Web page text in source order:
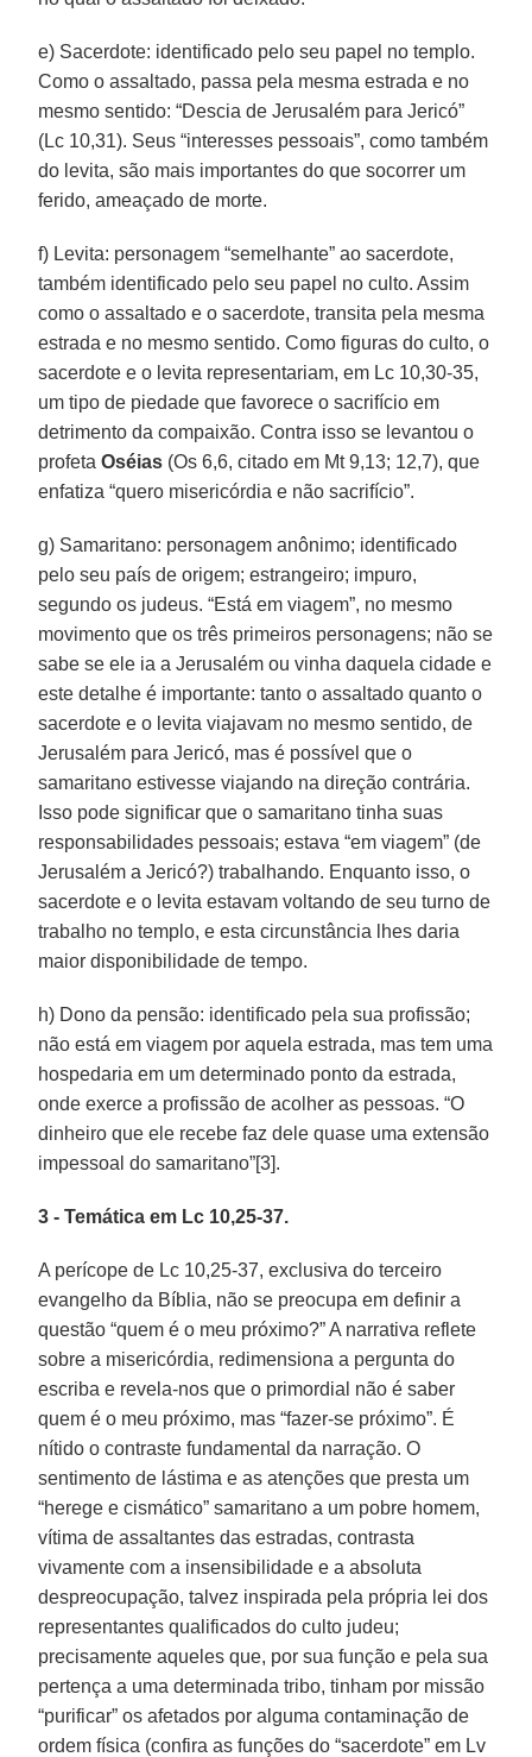
e) Sacerdote: identificado pelo seu papel no templo.
Como o assaltado, passa pela mesma estrada e no
mesmo sentido: “Descia de Jerusalém para Jericó”
(Lc 10,31). Seus “interesses pessoais”, como também
do levita, são mais importantes do que socorrer um
ferido, ameaçado de morte.
f) Levita: personagem “semelhante” ao sacerdote,
também identificado pelo seu papel no culto. Assim
como o assaltado e o sacerdote, transita pela mesma
estrada e no mesmo sentido. Como figuras do culto, o
sacerdote e o levita representariam, em Lc 10,30-35,
um tipo de piedade que favorece o sacrifício em
detrimento da compaixão. Contra isso se levantou o
profetaOséias (Os 6,6, citado em Mt 9,13; 12,7), que
enfatiza “quero misericórdia e não sacrifício”.
g) Samaritano: personagem anônimo; identificado
pelo seu país de origem; estrangeiro; impuro,
segundo os judeus. “Está em viagem”, no mesmo
movimento que os três primeiros personagens; não se
sabe se ele ia a Jerusalém ou vinha daquela cidade e
este detalhe é importante: tanto o assaltado quanto o
sacerdote e o levita viajavam no mesmo sentido, de
Jerusalém para Jericó, mas é possível que o
samaritano estivesse viajando na direção contrária.
Isso pode significar que o samaritano tinha suas
responsabilidades pessoais; estava “em viagem” (de
Jerusalém a Jericó?) trabalhando. Enquanto isso, o
sacerdote e o levita estavam voltando de seu turno de
trabalho no templo, e esta circunstância lhes daria
maior disponibilidade de tempo.
h) Dono da pensão: identificado pela sua profissão;
não está em viagem por aquela estrada, mas tem uma
hospedaria em um determinado ponto da estrada,
onde exerce a profissão de acolher as pessoas. “O
dinheiro que ele recebe faz dele quase uma extensão
impessoal do samaritano”[3].
3 - Temática em Lc 10,25-37.
A perícope de Lc 10,25-37, exclusiva do terceiro
evangelho da Bíblia, não se preocupa em definir a
questão “quem é o meu próximo?” A narrativa reflete
sobre a misericórdia, redimensiona a pergunta do
escriba e revela-nos que o primordial não é saber
quem é o meu próximo, mas “fazer-se próximo”. É
nítido o contraste fundamental da narração. O
sentimento de lástima e as atenções que presta um
“herege e cismático” samaritano a um pobre homem,
vítima de assaltantes das estradas, contrasta
vivamente com a insensibilidade e a absoluta
despreocupação, talvez inspirada pela própria lei dos
representantes qualificados do culto judeu;
precisamente aqueles que, por sua função e pela sua
pertença a uma determinada tribo, tinham por missão
“purificar” os afetados por alguma contaminação de
ordem física (confira as funções do “sacerdote” em Lv